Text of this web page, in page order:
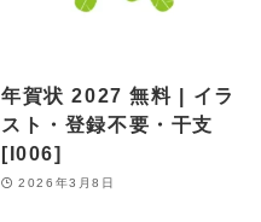
年賀状 2027 無料 | イラ
スト・登録不要・干支
[I006]
2026年3月8日